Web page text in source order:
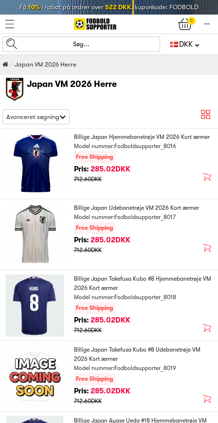
Få 10%i rabat på ordrer over522 DKK, kuponkode: FODBOLD
0
󰄒
Søg... DKK
Japan VM 2026 Herre
Japan VM 2026 Herre
Avanceret søgning
Billige Japan Hjemmebanetrøje VM 2026 Kort ærmer
Model nummer:Fodboldsupporter_8016
Free Shipping
Pris: 285.02DKK
712.60DKK
Billige Japan Udebanetrøje VM 2026 Kort ærmer
Model nummer:Fodboldsupporter_8017
Free Shipping
Pris: 285.02DKK
712.60DKK
Billige Japan Takefusa Kubo #8 Hjemmebanetrøje VM
2026 Kort ærmer
Model nummer:Fodboldsupporter_8018
Free Shipping
Pris: 285.02DKK
712.60DKK
Billige Japan Takefusa Kubo #8 Udebanetrøje VM
2026 Kort ærmer
Model nummer:Fodboldsupporter_8019
Free Shipping
Pris: 285.02DKK
712.60DKK
Billige Japan Ayase Ueda #18 Hjemmebanetrøje VM